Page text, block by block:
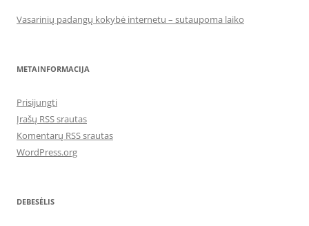
Vasarinių padangų kokybė internetu – sutaupoma laiko
METAINFORMACIJA
Prisijungti
Įrašų RSS srautas
Komentarų RSS srautas
WordPress.org
DEBESĖLIS